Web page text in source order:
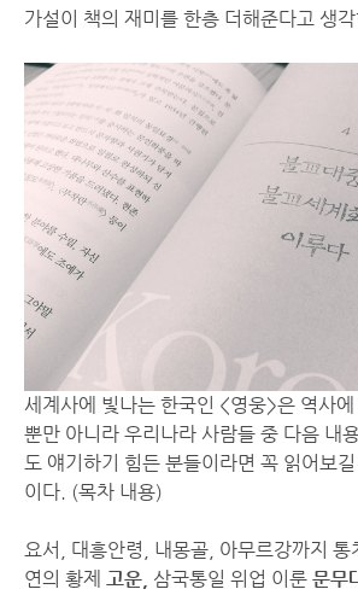
가설이 책의 재미를 한층 더해준다고 생
세계사에 빛나는 한국인 <영웅>은 역사
뿐만 아니라 우리나라 사람들 중 다음 내
도 얘기하기 힘든 분들이라면 꼭 읽어보
이다. (목차 내용)
요서, 대흥안령, 내몽골, 아무르강까지 통
연의 황제 고운, 삼국통일 위업 이룬 문무